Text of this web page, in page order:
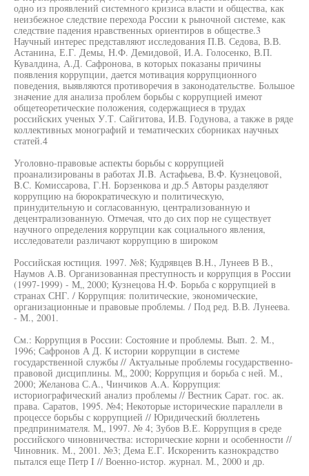
одно из проявлений системного кризиса власти и общества, как
неизбежное следствие перехода России к рыночной системе, как
следствие падения нравственных ориентиров в обществе.3
Научный интерес представляют исследования П.В. Седова, В.В.
Астанина, Е.Г. Демы, Н.Ф. Демидовой, И.А. Голосенко, В.П.
Кувалдина, А.Д. Сафронова, в которых показаны причины
появления коррупции, дается мотивация коррупционного
поведения, выявляются противоречия в законодательстве. Большое
значение для анализа проблем борьбы с коррупцией имеют
общетеоретические положения, содержащиеся в трудах
российских ученых У.Т. Сайгитова, И.В. Годунова, а также в ряде
коллективных монографий и тематических сборниках научных
статей.4
Уголовно-правовые аспекты борьбы с коррупцией
проанализированы в работах JI.B. Астафьева, В.Ф. Кузнецовой,
B.C. Комиссарова, Г.Н. Борзенкова и др.5 Авторы разделяют
коррупцию на бюрократическую и политическую,
принудительную и согласованную, централизованную и
децентрализованную. Отмечая, что до сих пор не существует
научного определения коррупции как социального явления,
исследователи различают коррупцию в широком
Российская юстиция. 1997. №8; Кудрявцев B.H., Лунеев В В.,
Наумов A.B. Организованная преступность и коррупция в России
(1997-1999) - М„ 2000; Кузнецова Н.Ф. Борьба с коррупцией в
странах СНГ. / Коррупция: политические, экономические,
организационные и правовые проблемы. / Под ред. В.В. Лунеева.
- М., 2001.
См.: Коррупция в России: Состояние и проблемы. Вып. 2. М.,
1996; Сафронов А Д. К истории коррупции в системе
государственной службы // Актуальные проблемы государственно-
правовой дисциплины. М„ 2000; Коррупция и борьба с ней. М.,
2000; Желанова С.А., Чинчиков A.A. Коррупция:
историографический анализ проблемы // Вестник Сарат. гос. ак.
права. Саратов, 1995. №4; Некоторые исторические параллели в
процессе борьбы с коррупцией // Юридический бюллетень
предпринимателя. М„ 1997. № 4; Зубов В.Е. Коррупция в среде
российского чиновничества: исторические корни и особенности //
Чиновник. М., 2001. №3; Дема Е.Г. Искоренить казнокрадство
пытался еще Петр I // Военно-истор. журнал. М., 2000 и др.